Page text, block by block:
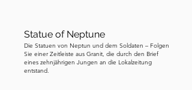
in Richtung Marktplatz. Folgen Sie der
Karte in der App, und Sie werden ihn in
etwa zwei Minuten erreichen.
Statue of Neptune
Die Statuen von Neptun und dem Soldaten – Folgen
Sie einer Zeitleiste aus Granit, die durch den Brief
eines zehnjährigen Jungen an die Lokalzeitung
entstand.